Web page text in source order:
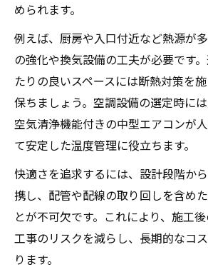
められます。
例えば、厨房や入口付近など熱源が
の強化や換気設備の工夫が必要です
たりの良いスペースには断熱対策を
保ちましょう。空調設備の選定時に
空気清浄機能付きの中型エアコンが
て安定した温度管理に役立ちます。
快適さを追求するには、設計段階か
携し、配管や配線の取り回しを含め
とが不可欠です。これにより、施工
工事のリスクを減らし、長期的なコ
ります。